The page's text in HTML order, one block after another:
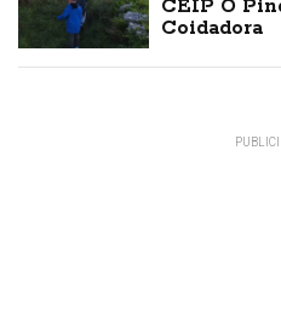
CEIP O
Coidadora